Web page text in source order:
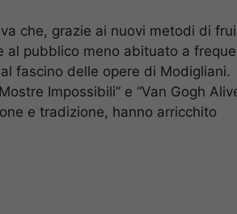
che, grazie ai nuovi metodi di
al pubblico meno abituato a
fascino delle opere di Modigliani.
Impossibili” e “Van Gogh
e tradizione, hanno arricchito